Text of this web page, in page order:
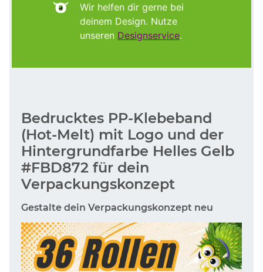
Wir helfen dir gerne bei
deinem Design. Nutze
unseren Designservice.
Bedrucktes PP-Klebeband
(Hot-Melt) mit Logo und der
Hintergrundfarbe Helles Gelb
#FBD872 für dein
Verpackungskonzept
Gestalte dein Verpackungskonzept neu